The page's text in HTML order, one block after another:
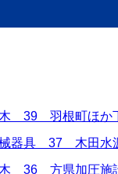
39 羽根町ほか
器具 37 木田水
36 方県加圧施